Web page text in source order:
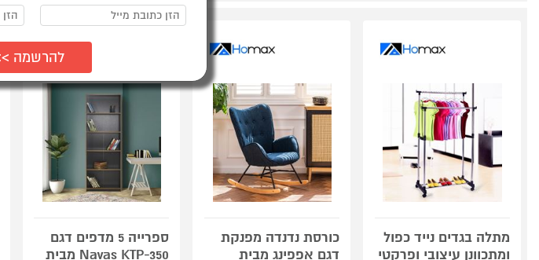
מתלה בגדים נייד כפול
ומתכוונן עיצובי ופרקטי
כורסת נדנדה מפנקת
דגם אפפינג מבית
ספרייה 5 מדפים דגם
Navas KTP-350 מבית